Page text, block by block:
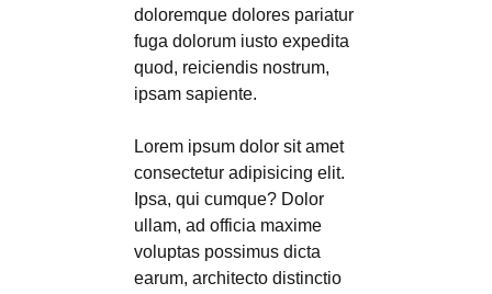
doloremque dolores pariatur
fuga dolorum iusto expedita
quod, reiciendis nostrum,
ipsam sapiente.
Lorem ipsum dolor sit amet
consectetur adipisicing elit.
Ipsa, qui cumque? Dolor
ullam, ad officia maxime
voluptas possimus dicta
earum, architecto distinctio